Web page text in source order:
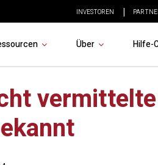
INVESTOREN
Über Hilfe-
vermittelte